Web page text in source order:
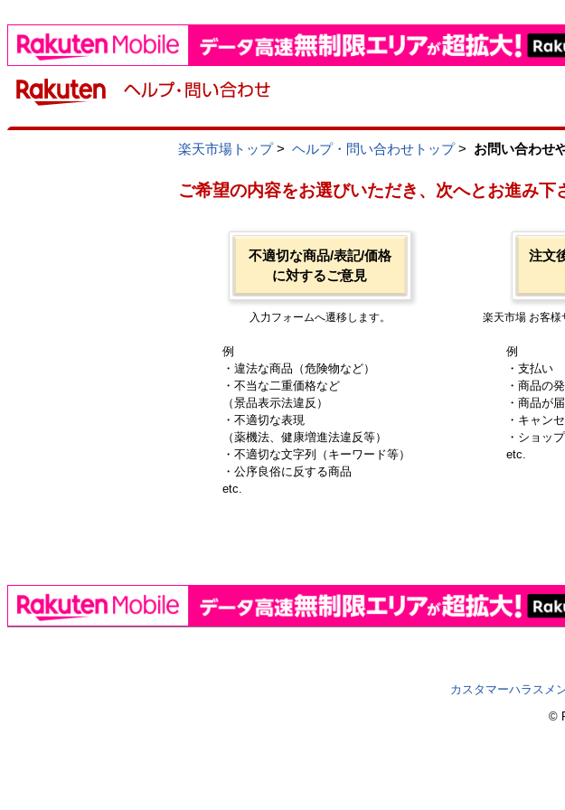
楽天市場トップ> ヘルプ・問い合わせトップ> お問い合わせ
ご希望の内容をお選びいただき、次へとお進み下
不適切な商品/表記/価格
に対するご意見
入力フォームへ遷移します。
例
・違法な商品（危険物など）
・不当な二重価格など
（景品表示法違反）
・不適切な表現
（薬機法、健康増進法違反等）
・不適切な文字列（キーワード等）
・公序良俗に反する商品
etc.
注文
楽天市場 お客様
例
・支払い
・商品の
・商品が
・キャン
・ショッ
etc.
カスタマーハラスメ
©